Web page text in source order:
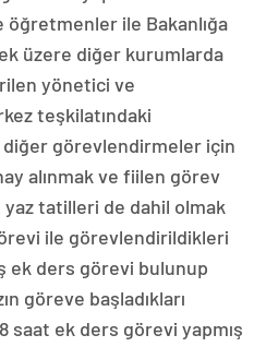
ile Bakanlığa
üzere diğer kurumlarda
yönetici ve
teşkilatındaki
diğer görevlendirmeler için
alınmak ve fiilen görev
yaz tatilleri de dahil olmak
ile görevlendirildikleri
ek ders görevi bulunup
göreve başladıkları
ek ders görevi yapmış